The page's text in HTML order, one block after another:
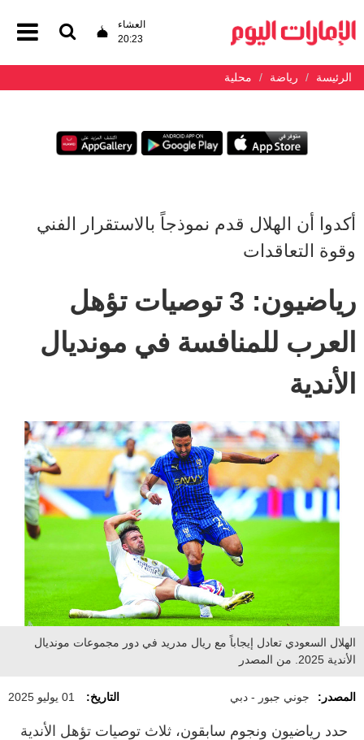
العشاء
20:23
الرئيسة رياضة محلية
أكدوا أن الهلال قدم نموذجاً بالاستقرار الفني
وقوة التعاقدات
رياضيون: 3 توصيات تؤهل
العرب للمنافسة في مونديال
الأندية
الهلال السعودي تعادل إيجاباً مع ريال مدريد في دور مجموعات مونديال
الأندية 2025. من المصدر
المصدر: جوني جبور - دبي التاريخ: 01 يوليو 2025
حدد رياضيون ونجوم سابقون، ثلاث توصيات تؤهل الأندية